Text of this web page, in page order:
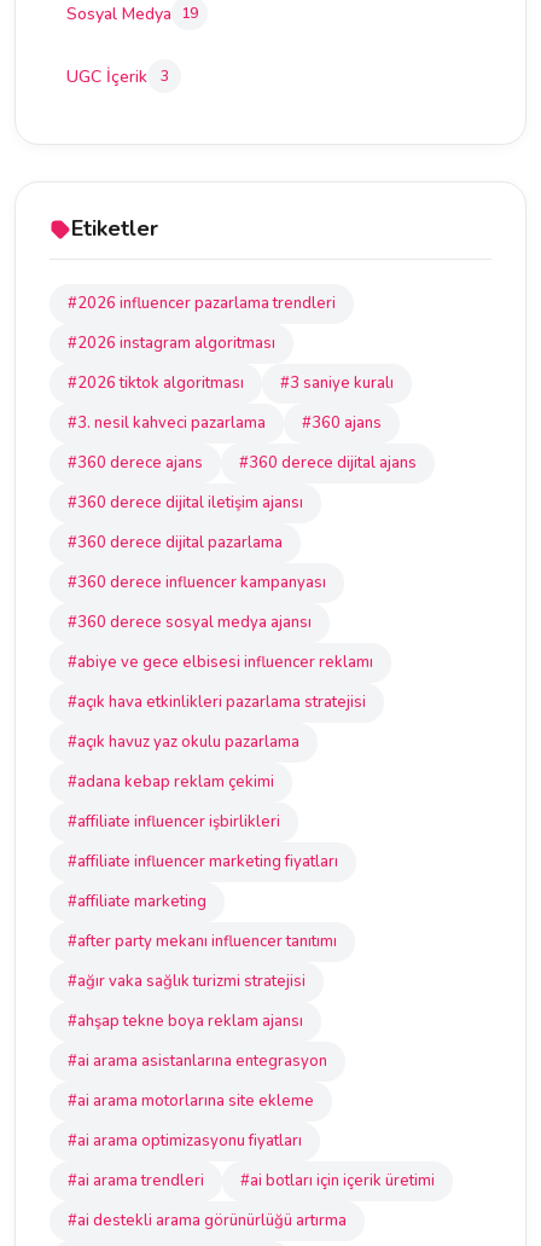
Sosyal Medya 19
UGC İçerik 3
Etiketler
#2026 influencer pazarlama trendleri
#2026 instagram algoritması
#2026 tiktok algoritması
#3 saniye kuralı
#3. nesil kahveci pazarlama
#360 ajans
#360 derece ajans
#360 derece dijital ajans
#360 derece dijital iletişim ajansı
#360 derece dijital pazarlama
#360 derece influencer kampanyası
#360 derece sosyal medya ajansı
#abiye ve gece elbisesi influencer reklamı
#açık hava etkinlikleri pazarlama stratejisi
#açık havuz yaz okulu pazarlama
#adana kebap reklam çekimi
#affiliate influencer işbirlikleri
#affiliate influencer marketing fiyatları
#affiliate marketing
#after party mekanı influencer tanıtımı
#ağır vaka sağlık turizmi stratejisi
#ahşap tekne boya reklam ajansı
#ai arama asistanlarına entegrasyon
#ai arama motorlarına site ekleme
#ai arama optimizasyonu fiyatları
#ai arama trendleri
#ai botları için içerik üretimi
#ai destekli arama görünürlüğü artırma